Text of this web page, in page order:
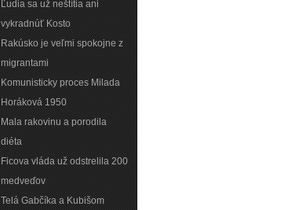
Ľudia sa už neštítia ani
vykradnúť Kosto
Rakúsko je veľmi spokojne z
migrantami
Komunisticky proces Milada
Horáková 1950
Mala rakovinu a porodila
diéta
Ficova vláda už odstrelila 200
medveďov
Telá Gabčíka a Kubišom